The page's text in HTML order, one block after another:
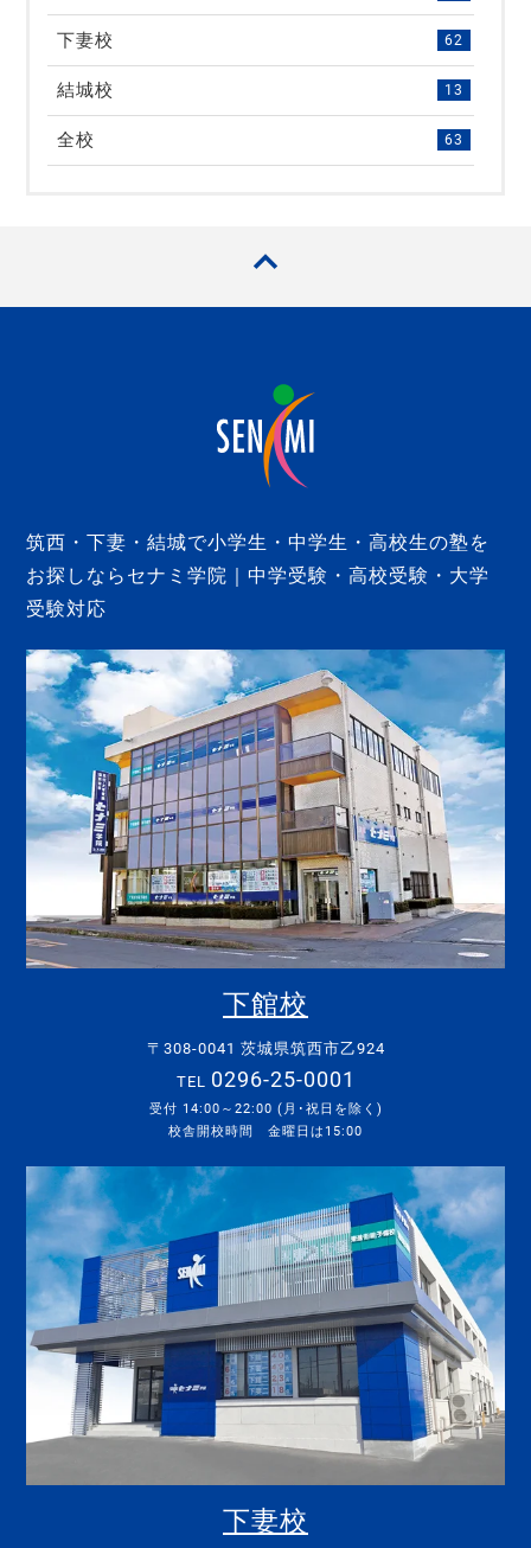
下妻校 62
結城校 13
全校 63
筑西・下妻・結城で小学生・中学生・高校生の塾を
お探しならセナミ学院｜中学受験・高校受験・大学
受験対応
下館校
〒308-0041 茨城県筑西市乙924
TEL 0296-25-0001
受付 14:00～22:00 (月･祝日を除く)
校舎開校時間 金曜日は15:00
下妻校